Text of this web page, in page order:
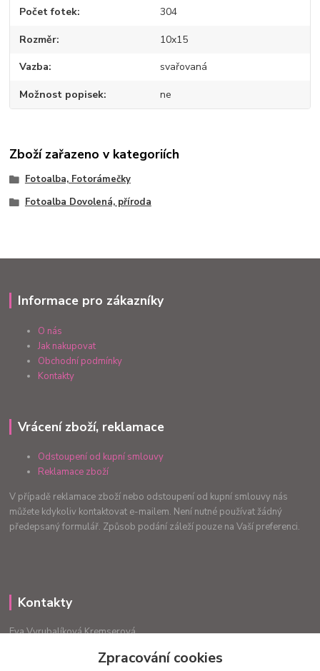
Počet fotek 304
Rozměr 10x15
Vazba svařovaná
Možnost popisek ne
Zboží zařazeno v kategoriích
Fotoalba, Fotorámečky
Fotoalba Dovolená, příroda
Informace pro zákazníky
O nás
Jak nakupovat
Obchodní podmínky
Kontakty
Vrácení zboží, reklamace
Odstoupení od kupní smlouvy
Reklamace zboží
V případě reklamace zboží nebo odstoupení od kupní smlouvy nás
můžete kdykoliv kontaktovat e-mailem. Není nutné používat žádný
předepsaný formulář. Způsob podání záleží pouze na Vaší preferenci.
Kontakty
Eva Vyrubalíková Kremserová
Zpracování cookies